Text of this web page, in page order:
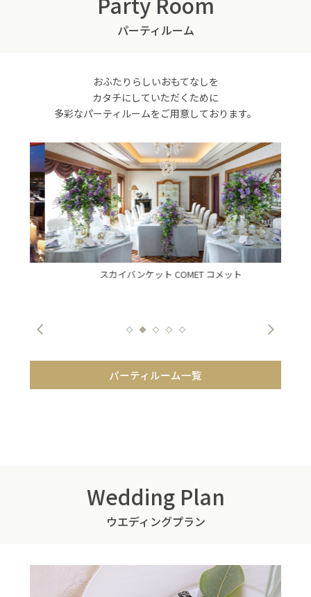
パーティルーム
おふたりらしいおもてなしを
カタチにしていただくために
多彩なパーティルームをご用意しております。
スカイバンケット COMET コメット
パーティルーム一覧
Wedding Plan
ウエディングプラン